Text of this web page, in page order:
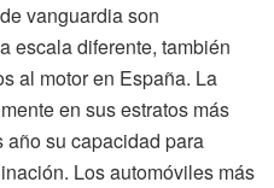
vanguardia son
escala diferente, también
al motor en España. La
en sus estratos más
año su capacidad para
Los automóviles más